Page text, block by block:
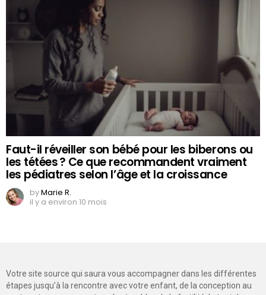
Faut-il réveiller son bébé pour les biberons ou
les tétées ? Ce que recommandent vraiment
les pédiatres selon l’âge et la croissance
byMarie R.
il y a environ 10 mois
Votre site source qui saura vous accompagner dans les différentes
étapes jusqu’à la rencontre avec votre enfant, de la conception au